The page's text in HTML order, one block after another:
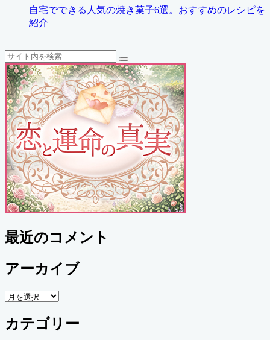
自宅でできる人気の焼き菓子6選。おすすめのレシピを
紹介
検
索
検
索
最近のコメント
アーカイブ
ア
カ
イ
カテゴリー